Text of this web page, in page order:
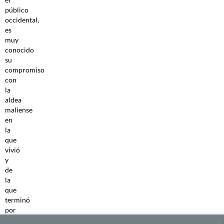
público
occidental,
es
muy
conocido
su
compromiso
con
la
aldea
maliense
en
la
que
vivió
y
de
la
que
terminó
por